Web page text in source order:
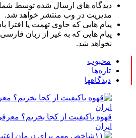
دیدگاه های ارسال شده توسط
مدیریت در وب منتشر خواهد شد.
پیام هایی که حاوی تهمت یا افترا
پیام هایی که به غیر از زبان
نخواهد شد.
محبوب
تازه‌ها
دیدگاهها
ایران